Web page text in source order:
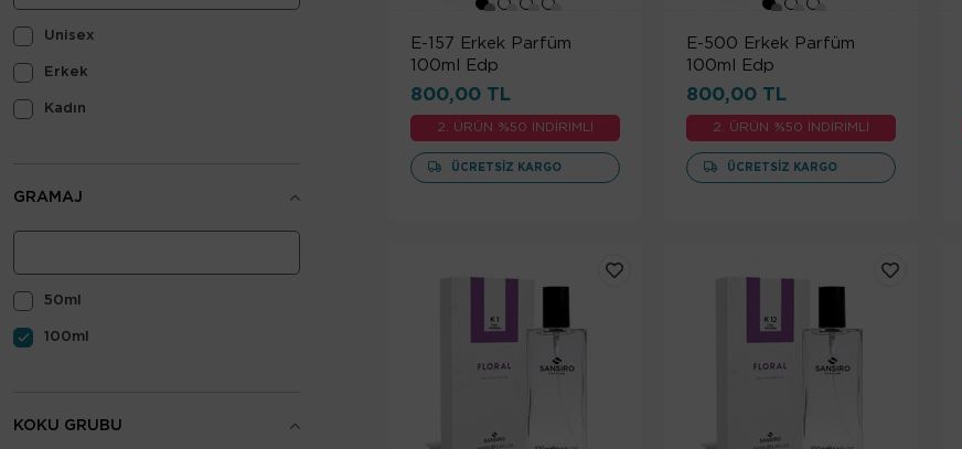
Unisex
Erkek
Kadın
GRAMAJ
50ml
100ml
KOKU GRUBU
E-157 Erkek Parfüm
100ml Edp
800,00 TL
2. ÜRÜN %50 İNDİRİMLİ
ÜCRETSIZ KARGO
E-500 Erkek Parfüm
100ml Edp
800,00 TL
2. ÜRÜN %50 İNDİRİMLİ
ÜCRETSIZ KARGO